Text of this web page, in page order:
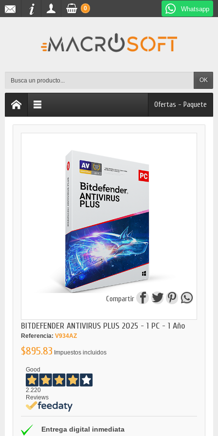
Whatsapp
OK
0
Ofertas - Paquete
Compartir
BITDEFENDER ANTIVIRUS PLUS 2025 - 1 PC - 1 Año
Referencia: V934AZ
$895.83 Impuestos incluidos
Good
2.220
Reviews
Entrega digital inmediata